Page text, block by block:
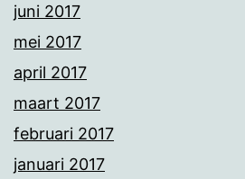
juni 2017
mei 2017
april 2017
maart 2017
februari 2017
januari 2017